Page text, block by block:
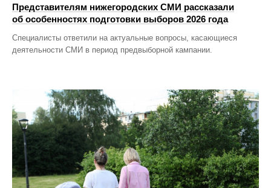
Представителям нижегородских СМИ рассказали
об особенностях подготовки выборов 2026 года
Специалисты ответили на актуальные вопросы, касающиеся
деятельности СМИ в период предвыборной кампании.